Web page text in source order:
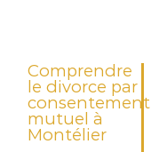
Comprendre
le divorce par
consentement
mutuel à
Montélier